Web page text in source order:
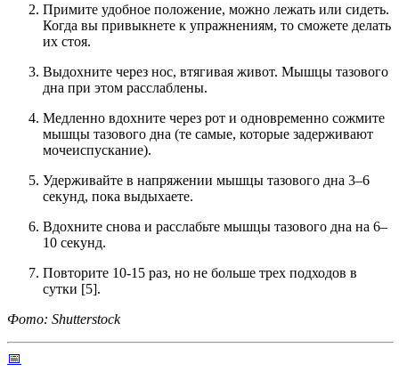
Примите удобное положение, можно лежать или сидеть.
Когда вы привыкнете к упражнениям, то сможете делать
их стоя.
Выдохните через нос, втягивая живот. Мышцы тазового
дна при этом расслаблены.
Медленно вдохните через рот и одновременно сожмите
мышцы тазового дна (те самые, которые задерживают
мочеиспускание).
Удерживайте в напряжении мышцы тазового дна 3–6
секунд, пока выдыхаете.
Вдохните снова и расслабьте мышцы тазового дна на 6–
10 секунд.
Повторите 10-15 раз, но не больше трех подходов в
сутки [5].
Фото: Shutterstock
📅